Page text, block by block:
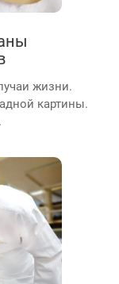
жизни.
картины.